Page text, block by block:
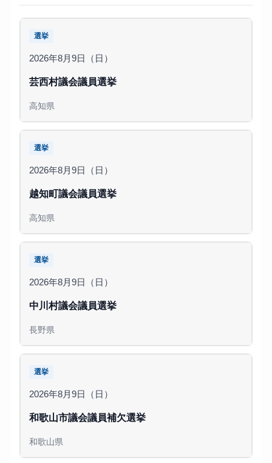
選挙
2026年8月9日（日）
芸西村議会議員選挙
高知県
選挙
2026年8月9日（日）
越知町議会議員選挙
高知県
選挙
2026年8月9日（日）
中川村議会議員選挙
長野県
選挙
2026年8月9日（日）
和歌山市議会議員補欠選挙
和歌山県